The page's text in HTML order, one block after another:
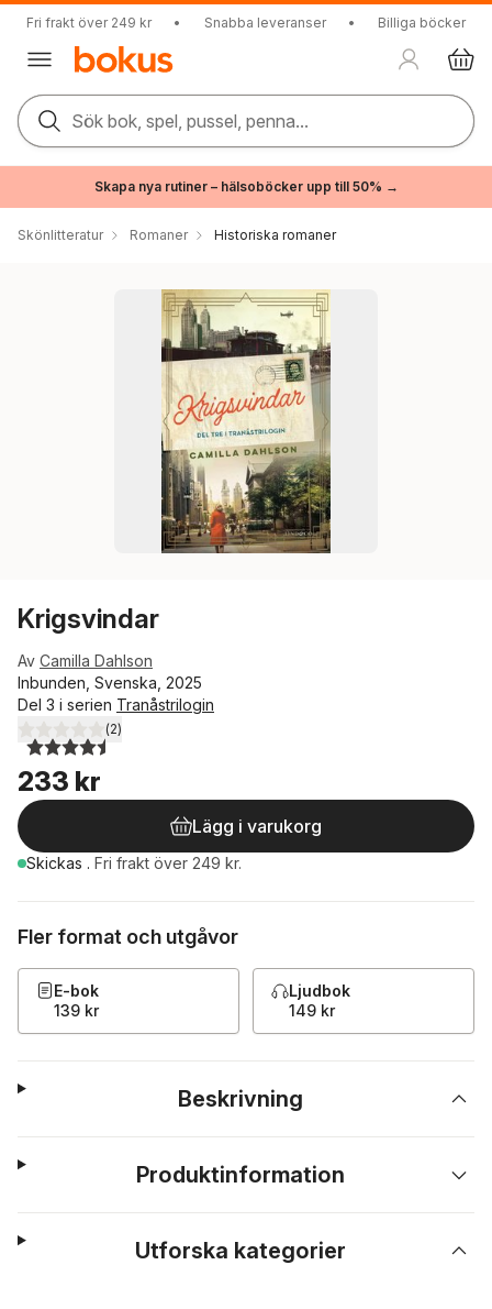
Fri frakt över 249 kr • Snabba leveranser • Billiga böcker
Sök bok, spel, pussel, penna...
Skapa nya rutiner – hälsoböcker upp till 50% →
Skönlitteratur Romaner Historiska romaner
Krigsvindar
Av Camilla Dahlson
Inbunden, Svenska, 2025
Del 3 i serien Tranåstrilogin
4,5utav 5 stjärnor. Totalt antal röster:
(2)
233 kr
Lägg i varukorg
Skickas . Fri frakt över 249 kr.
Fler format och utgåvor
E-bok
139 kr
Ljudbok
149 kr
Beskrivning
Produktinformation
Utforska kategorier